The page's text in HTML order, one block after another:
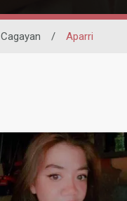
Cagayan / Aparri